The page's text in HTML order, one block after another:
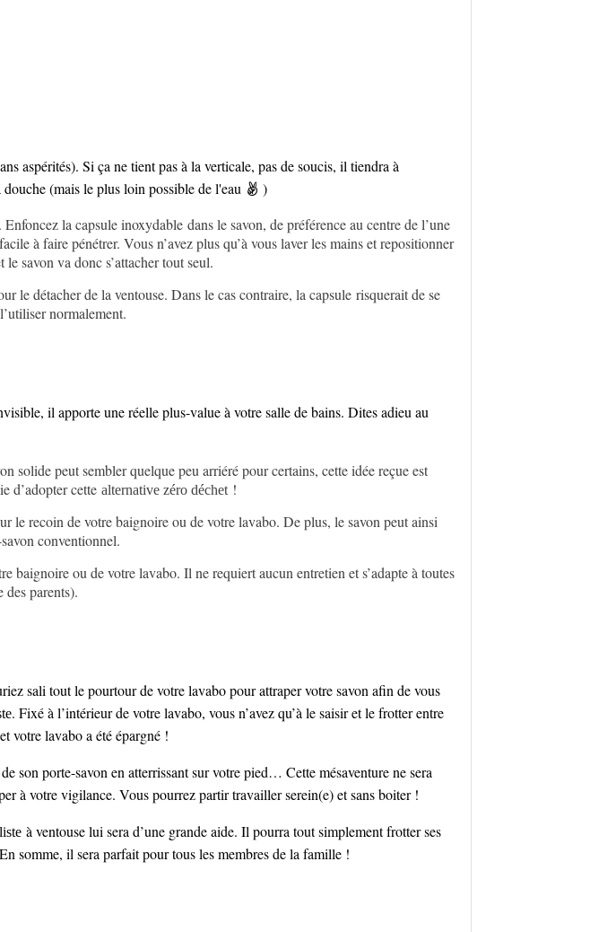
aspérités). Si ça ne tient pas à la verticale, pas de soucis, il tiendra à
(mais le plus loin possible de l'eau  )
la capsule inoxydable dans le savon, de préférence au centre de l’une
à faire pénétrer. Vous n’avez plus qu’à vous laver les mains et repositionner
savon va donc s’attacher tout seul.
le détacher de la ventouse. Dans le cas contraire, la capsule risquerait de se
normalement.
il apporte une réelle plus-value à votre salle de bains. Dites adieu au
solide peut sembler quelque peu arriéré pour certains, cette idée reçue est
d’adopter cette alternative zéro déchet !
le recoin de votre baignoire ou de votre lavabo. De plus, le savon peut ainsi
conventionnel.
baignoire ou de votre lavabo. Il ne requiert aucun entretien et s’adapte à toutes
parents).
sali tout le pourtour de votre lavabo pour attraper votre savon afin de vous
. Fixé à l’intérieur de votre lavabo, vous n’avez qu’à le saisir et le frotter entre
votre lavabo a été épargné !
son porte-savon en atterrissant sur votre pied… Cette mésaventure ne sera
à votre vigilance. Vous pourrez partir travailler serein(e) et sans boiter !
à ventouse lui sera d’une grande aide. Il pourra tout simplement frotter ses
somme, il sera parfait pour tous les membres de la famille !